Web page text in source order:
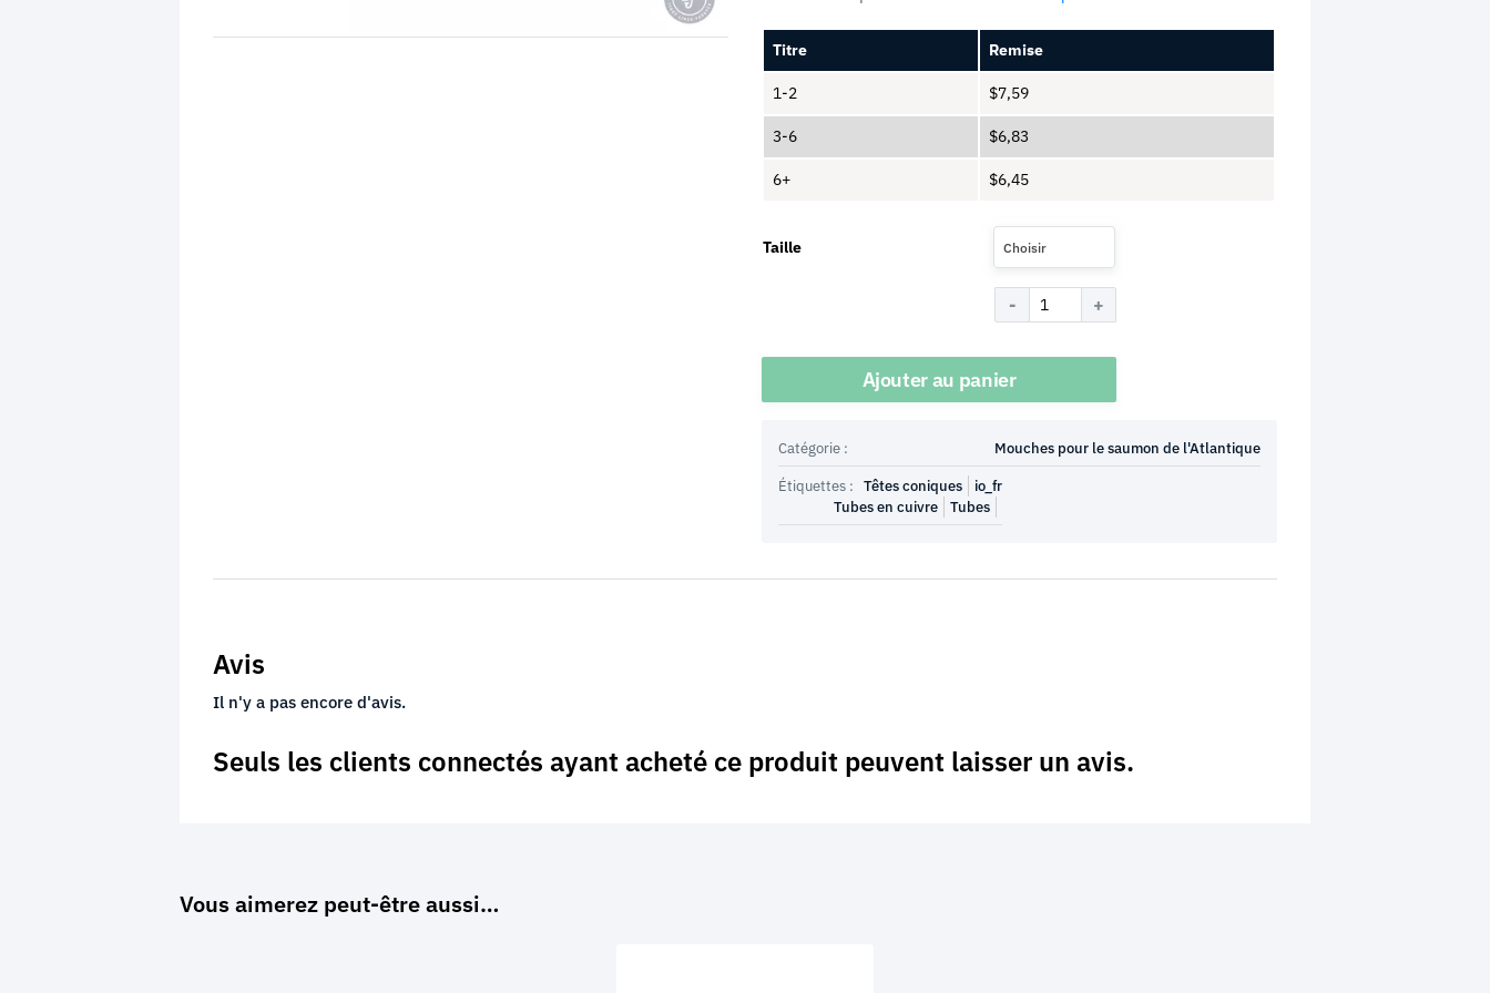
Titre Remise
1-2 $7,59
3-6 $6,83
6+ $6,45
Taille Choisir
Ajouter au panier
Catégorie :
Mouches pour le saumon de l'Atlantique
Étiquettes :
io_fr
Têtes coniques
Tubes
Tubes en cuivre
Avis
Il n'y a pas encore d'avis.
Seuls les clients connectés ayant acheté ce produit peuvent laisser un avis.
Vous aimerez peut-être aussi…